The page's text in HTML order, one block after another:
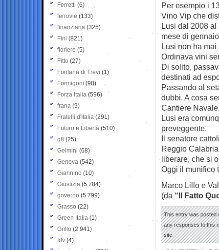
Per esempio i
Vino Vip che
Lusi dal 2008
mese di
Lusi non ha
Ordinava vini
Di solito,
destinati ad
Passando al
dubbi. A cosa
Cantiere
Lusi era
preveggente.
Il senatore
Reggio
liberare, che si
Oggi il munifico
Marco Lillo e
(da “Il Fatto
This entry was posted
any responses to this
site.
Ferretti (6)
ferrovie (133)
finanziaria (325)
Fini (821)
fioriere (5)
Fitto (27)
Fontana di Trevi (1)
Formigoni (90)
Forza Italia (596)
frana (9)
Fratelli d'Italia (291)
Futuro e Libertà (510)
g8 (25)
Gelmini (68)
Genova (542)
Giannino (10)
Giustizia (5.784)
governo (5.799)
Grasso (22)
Green Italia (1)
Grillo (2.941)
Idv (4)